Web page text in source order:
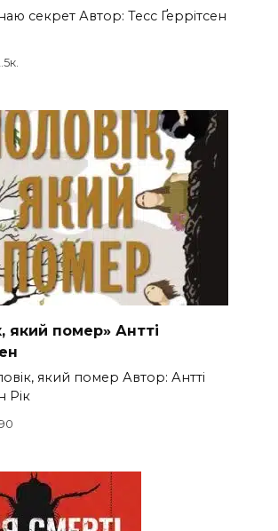
секрет Автор: Тесс Ґеррітсен
який помер» Антті
який помер Автор: Антті
Рік